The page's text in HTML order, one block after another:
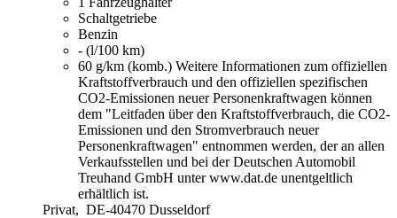
Schaltgetriebe
Benzin
- (l/100 km)
60 g/km (komb.) Weitere Informationen zum offiziellen
Kraftstoffverbrauch und den offiziellen spezifischen
CO2-Emissionen neuer Personenkraftwagen können
dem "Leitfaden über den Kraftstoffverbrauch, die CO2-
Emissionen und den Stromverbrauch neuer
Personenkraftwagen" entnommen werden, der an allen
Verkaufsstellen und bei der Deutschen Automobil
Treuhand GmbH unter www.dat.de unentgeltlich
erhältlich ist.
Privat, DE-40470 Dusseldorf